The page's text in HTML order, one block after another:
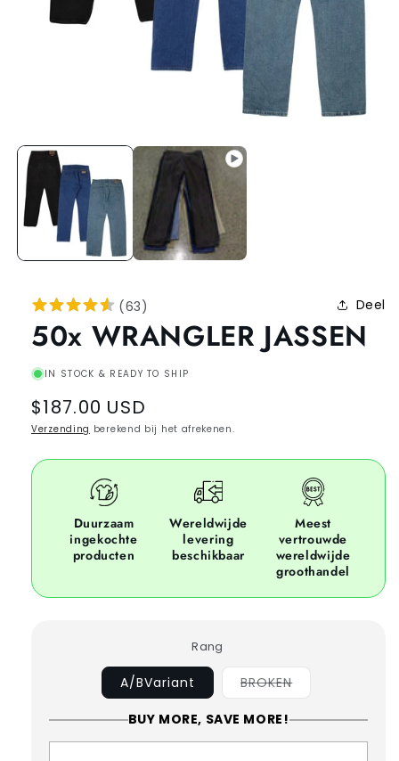
(63) Deel
50x WRANGLER JASSEN
IN STOCK & READY TO SHIP
Regular
price
$187.00 USD
Verzending berekend bij het afrekenen.
Duurzaam
ingekochte
producten
Wereldwijde
levering
beschikbaar
Meest
vertrouwde
wereldwijde
groothandel
Rang
A/BVariant BROKENVariant
sold
or
BUY MORE, SAVE MORE!